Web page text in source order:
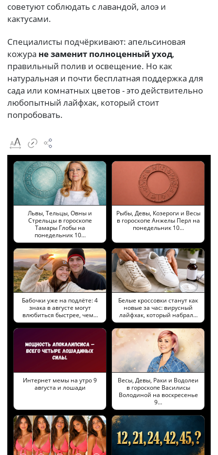
советуют соблюдать с лавандой, алоэ и
кактусами.
Специалисты подчёркивают: апельсиновая
кожура не заменит полноценный уход,
правильный полив и освещение. Но как
натуральная и почти бесплатная поддержка для
сада или комнатных цветов - это действительно
любопытный лайфхак, который стоит
попробовать.
Львы, Тельцы, Овны и
Стрельцы в гороскопе
Тамары Глобы на
понедельник 10…
Рыбы, Девы, Козероги и Весы
в гороскопе Анжелы Перл на
понедельник 10…
Бабочки уже на подлёте: 4
знака в августе могут
влюбиться быстрее, чем…
Белые кроссовки станут как
новые за час: вирусный
лайфхак, который набрал…
Интернет мемы на утро 9
августа и лошади
Весы, Девы, Раки и Водолеи
в гороскопе Василисы
Володиной на воскресенье
9…